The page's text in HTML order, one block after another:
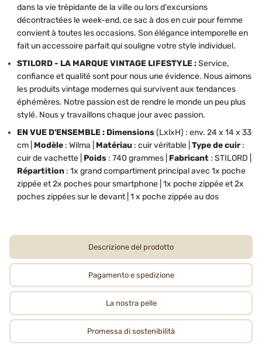
dans la vie trépidante de la ville ou lors d'excursions
décontractées le week-end, ce sac à dos en cuir pour femme
convient à toutes les occasions. Son élégance intemporelle en
fait un accessoire parfait qui souligne votre style individuel.
STILORD - LA MARQUE VINTAGE LIFESTYLE :Service,
confiance et qualité sont pour nous une évidence. Nous aimons
les produits vintage modernes qui survivent aux tendances
éphémères. Notre passion est de rendre le monde un peu plus
stylé. Nous y travaillons chaque jour avec passion.
EN VUE D'ENSEMBLE : Dimensions(LxlxH) : env. 24 x 14 x 33
cm | Modèle : Wilma | Matériau : cuir véritable | Type de cuir:
cuir de vachette | Poids : 740 grammes | Fabricant : STILORD |
Répartition : 1x grand compartiment principal avec 1x poche
zippée et 2x poches pour smartphone | 1x poche zippée et 2x
poches zippées sur le devant | 1 x poche zippée au dos
Descrizione del prodotto
Pagamento e spedizione
La nostra pelle
Promessa di sostenibilità